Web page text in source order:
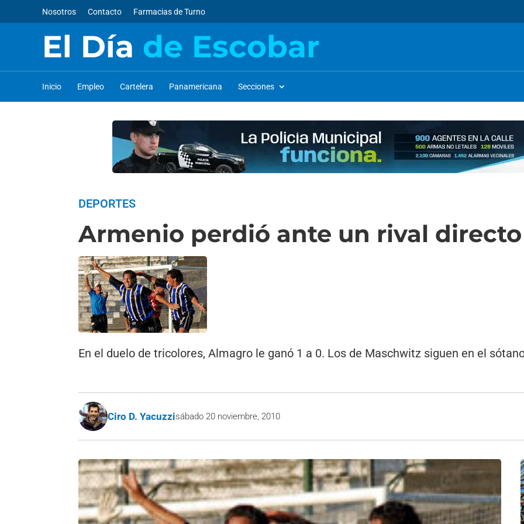
Nosotros Contacto Farmacias de Turno
El Día de Escobar
Inicio Empleo Cartelera Panamericana Secciones
DEPORTES
Armenio perdió ante un rival
En el duelo de tricolores, Almagro le ganó 1 a 0. Los de Maschwitz siguen en el
Ciro D. Yacuzzisábado 20 noviembre, 2010